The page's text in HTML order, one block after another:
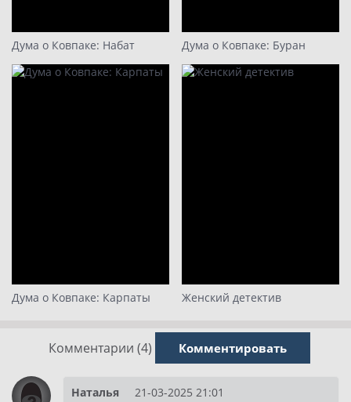
Дума о Ковпаке: Набат Дума о Ковпаке: Буран
Дума о Ковпаке: Карпаты Женский детектив
Комментарии (4) Комментировать
Наталья
21-03-2025 21:01